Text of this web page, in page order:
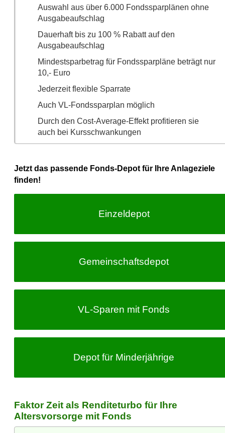
Auswahl aus über 6.000 Fondssparplänen ohne
Ausgabeaufschlag
Dauerhaft bis zu 100 % Rabatt auf den
Ausgabeaufschlag
Mindestsparbetrag für Fondssparpläne beträgt nur
10,- Euro
Jederzeit flexible Sparrate
Auch VL-Fondssparplan möglich
Durch den Cost-Average-Effekt profitieren sie
auch bei Kursschwankungen
Jetzt das passende Fonds-Depot für Ihre Anlageziele
finden!
Einzeldepot
Gemeinschafts­depot
VL-Sparen mit Fonds
Depot für Minderjährige
Faktor Zeit als Renditeturbo für Ihre
Altersvorsorge mit Fonds